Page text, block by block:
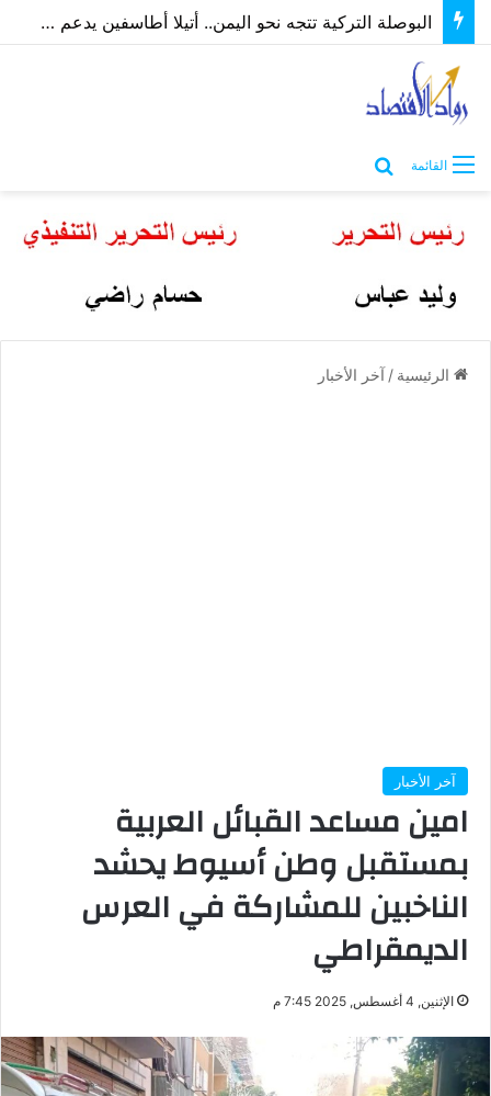
البوصلة التركية تتجه نحو اليمن.. أتيلا أطاسفين يدعم مسارات الشراكة الاقتصادية والاستثمارية
القائمة
الرئيسية / آخر الأخبار
آخر الأخبار
امين مساعد القبائل العربية
بمستقبل وطن أسيوط يحشد
الناخبين للمشاركة في العرس
الديمقراطي
الإثنين, 4 أغسطس, 2025 7:45 م